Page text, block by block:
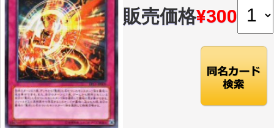
販売価格¥300